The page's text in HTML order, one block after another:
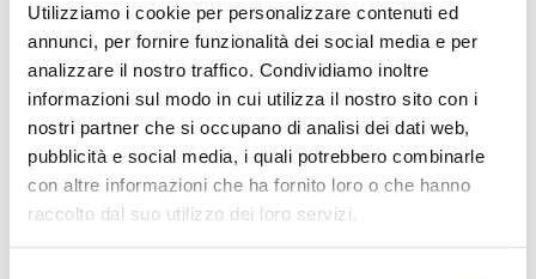
Utilizziamo i cookie per personalizzare contenuti ed
annunci, per fornire funzionalità dei social media e per
analizzare il nostro traffico. Condividiamo inoltre
informazioni sul modo in cui utilizza il nostro sito con i
nostri partner che si occupano di analisi dei dati web,
pubblicità e social media, i quali potrebbero combinarle
con altre informazioni che ha fornito loro o che hanno
raccolto dal suo utilizzo dei loro servizi.
Entità del contributo
Dotazione finanziaria complessiva:1.985.000 Euro
Il cofinanziamento dell'UE è limitato a un massimo
dell' 85%dei costi totali ammissibili.
Link e Documenti